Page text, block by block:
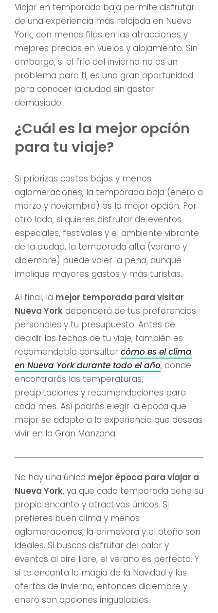
Viajar en temporada baja permite disfrutar
de una experiencia más relajada en Nueva
York, con menos filas en las atracciones y
mejores precios en vuelos y alojamiento. Sin
embargo, si el frío del invierno no es un
problema para ti, es una gran oportunidad
para conocer la ciudad sin gastar
demasiado.
¿Cuál es la mejor opción
para tu viaje?
Si priorizas costos bajos y menos
aglomeraciones, la temporada baja (enero a
marzo y noviembre) es la mejor opción. Por
otro lado, si quieres disfrutar de eventos
especiales, festivales y el ambiente vibrante
de la ciudad, la temporada alta (verano y
diciembre) puede valer la pena, aunque
implique mayores gastos y más turistas.
Al final, la mejor temporada para visitar
Nueva York dependerá de tus preferencias
personales y tu presupuesto. Antes de
decidir las fechas de tu viaje, también es
recomendable consultar cómo es el clima
en Nueva York durante todo el año, donde
encontrarás las temperaturas,
precipitaciones y recomendaciones para
cada mes. Así podrás elegir la época que
mejor se adapte a la experiencia que deseas
vivir en la Gran Manzana.
No hay una única mejor época para viajar a
Nueva York, ya que cada temporada tiene su
propio encanto y atractivos únicos. Si
prefieres buen clima y menos
aglomeraciones, la primavera y el otoño son
ideales. Si buscas disfrutar del calor y
eventos al aire libre, el verano es perfecto. Y
si te encanta la magia de la Navidad y las
ofertas de invierno, entonces diciembre y
enero son opciones inigualables.